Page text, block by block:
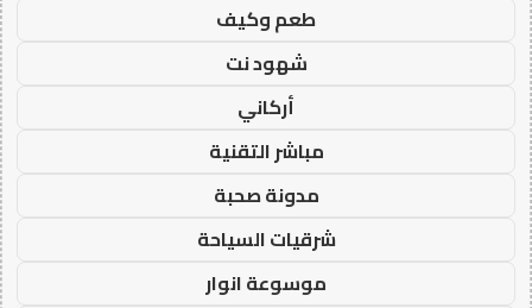
طعم وكيف
شهود نت
أركاني
مباشر التقنية
مدونة صحبة
شرقيات السياحة
موسوعة انوار